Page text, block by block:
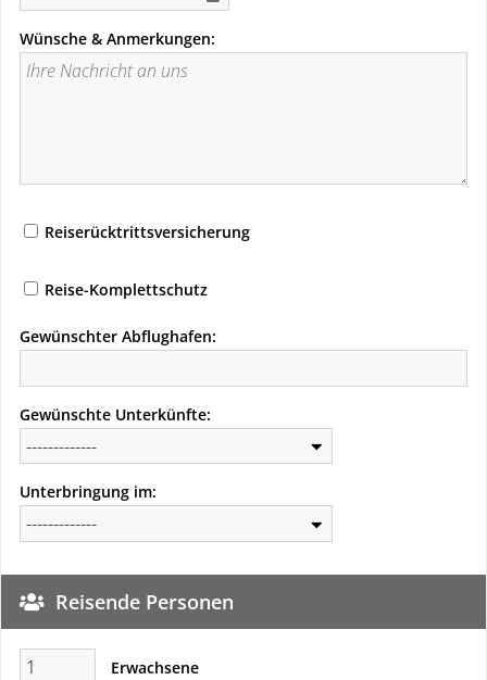
Wünsche & Anmerkungen:
Reiserücktrittsversicherung
Reise-Komplettschutz
Gewünschter Abflughafen:
Gewünschte Unterkünfte:
Unterbringung im:
Reisende Personen
Erwachsene